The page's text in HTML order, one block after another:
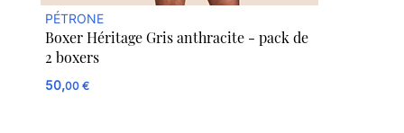
PÉTRONE
Boxer Héritage Gris anthracite - pack de
2 boxers
50,00 €